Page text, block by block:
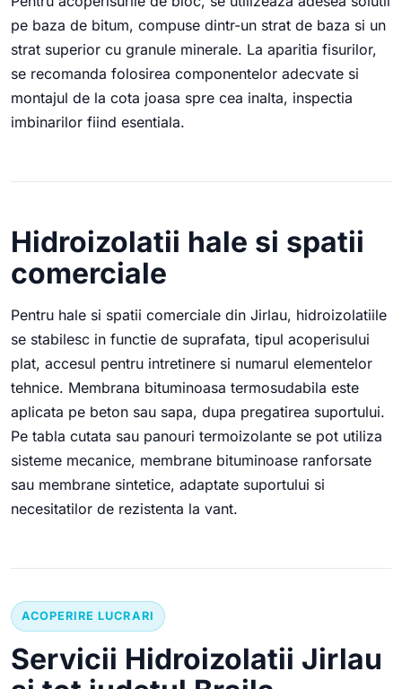
pe baza de bitum, compuse dintr-un strat de baza si un
strat superior cu granule minerale. La aparitia fisurilor,
se recomanda folosirea componentelor adecvate si
montajul de la cota joasa spre cea inalta, inspectia
imbinarilor fiind esentiala.
Hidroizolatii hale si spatii
comerciale
Pentru hale si spatii comerciale din Jirlau, hidroizolatiile
se stabilesc in functie de suprafata, tipul acoperisului
plat, accesul pentru intretinere si numarul elementelor
tehnice. Membrana bituminoasa termosudabila este
aplicata pe beton sau sapa, dupa pregatirea suportului.
Pe tabla cutata sau panouri termoizolante se pot utiliza
sisteme mecanice, membrane bituminoase ranforsate
sau membrane sintetice, adaptate suportului si
necesitatilor de rezistenta la vant.
ACOPERIRE LUCRARI
Servicii Hidroizolatii Jirlau